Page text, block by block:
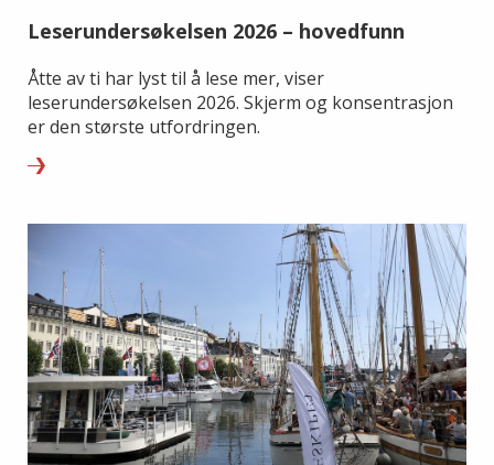
Leserundersøkelsen 2026 – hovedfunn
Åtte av ti har lyst til å lese mer, viser
leserundersøkelsen 2026. Skjerm og konsentrasjon
er den største utfordringen.